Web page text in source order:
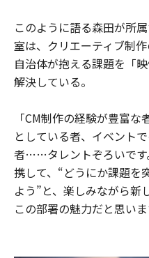
このように語る森田が所
室は、クリエーティブ制
自治体が抱える課題を「
解決している。
「CM制作の経験が豊富
としている者、イベント
者……タレントぞろいです
携して、“どうにか課題を
よう”と、楽しみながら新
この部署の魅力だと思いま